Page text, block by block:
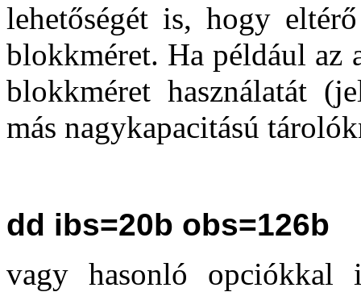
lehetőségét is, hogy
blokkméret. Ha például az
blokkméret használatát
más nagykapacitású
dd ibs=20b obs=126b
vagy hasonló opciókkal